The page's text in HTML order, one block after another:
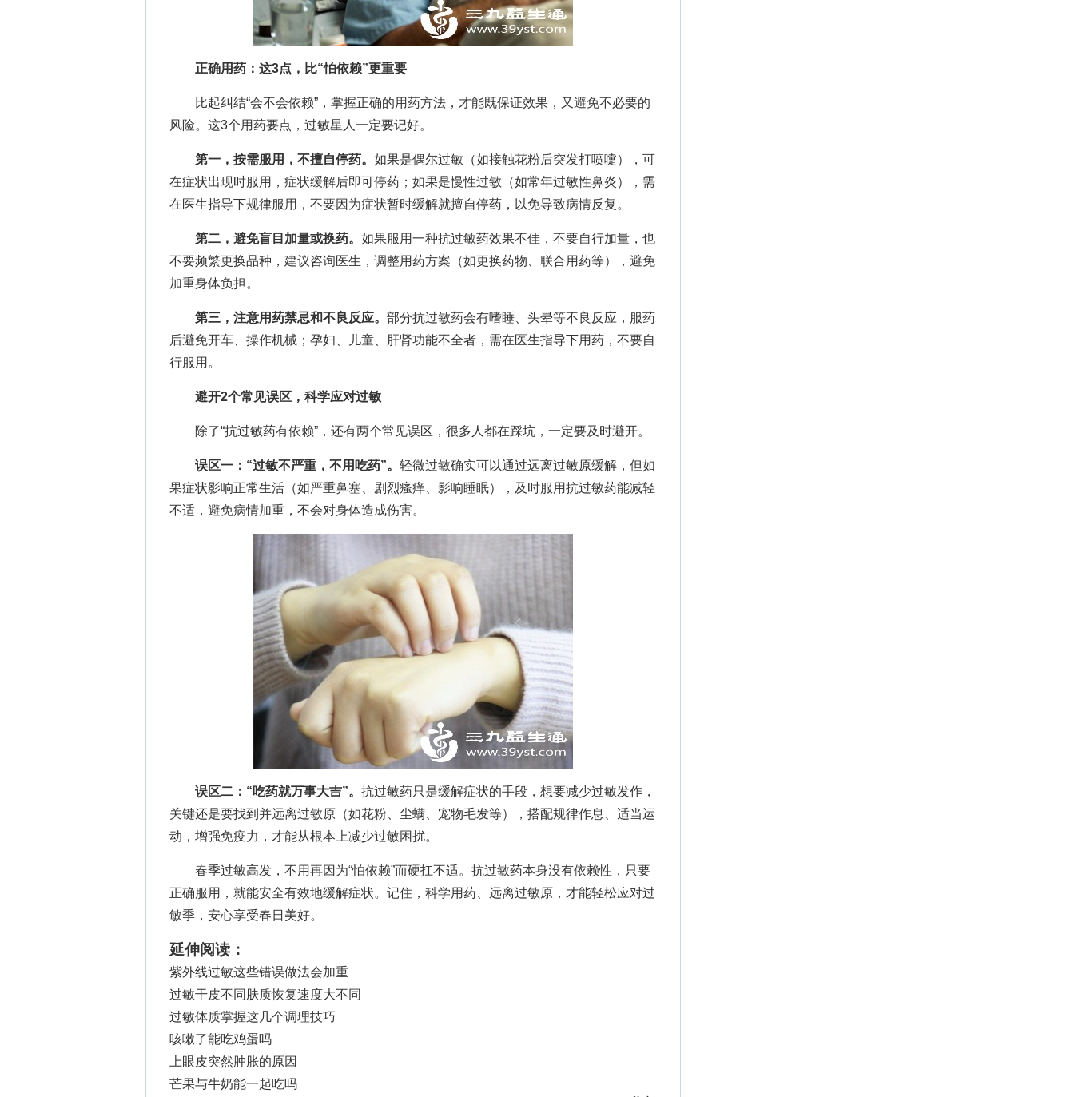
正确用药：这3点，比“怕依赖”更重要
比起纠结“会不会依赖”，掌握正确的用药方法，才能既保证效果，又避免不必要的
风险。这3个用药要点，过敏星人一定要记好。
第一，按需服用，不擅自停药。 如果是偶尔过敏（如接触花粉后突发打喷嚏），可
在症状出现时服用，症状缓解后即可停药；如果是慢性过敏（如常年过敏性鼻炎），需
在医生指导下规律服用，不要因为症状暂时缓解就擅自停药，以免导致病情反复。
第二，避免盲目加量或换药。 如果服用一种抗过敏药效果不佳，不要自行加量，也
不要频繁更换品种，建议咨询医生，调整用药方案（如更换药物、联合用药等），避免
加重身体负担。
第三，注意用药禁忌和不良反应。 部分抗过敏药会有嗜睡、头晕等不良反应，服药
后避免开车、操作机械；孕妇、儿童、肝肾功能不全者，需在医生指导下用药，不要自
行服用。
避开2个常见误区，科学应对过敏
除了“抗过敏药有依赖”，还有两个常见误区，很多人都在踩坑，一定要及时避开。
误区一：“过敏不严重，不用吃药”。 轻微过敏确实可以通过远离过敏原缓解，但如
果症状影响正常生活（如严重鼻塞、剧烈瘙痒、影响睡眠），及时服用抗过敏药能减轻
不适，避免病情加重，不会对身体造成伤害。
误区二：“吃药就万事大吉”。 抗过敏药只是缓解症状的手段，想要减少过敏发作，
关键还是要找到并远离过敏原（如花粉、尘螨、宠物毛发等），搭配规律作息、适当运
动，增强免疫力，才能从根本上减少过敏困扰。
春季过敏高发，不用再因为“怕依赖”而硬扛不适。抗过敏药本身没有依赖性，只要
正确服用，就能安全有效地缓解症状。记住，科学用药、远离过敏原，才能轻松应对过
敏季，安心享受春日美好。
延伸阅读：
紫外线过敏这些错误做法会加重
过敏干皮不同肤质恢复速度大不同
过敏体质掌握这几个调理技巧
咳嗽了能吃鸡蛋吗
上眼皮突然肿胀的原因
芒果与牛奶能一起吃吗